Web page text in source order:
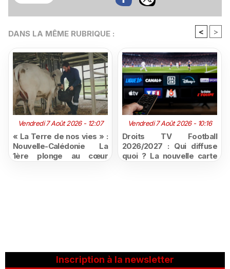
DANS LA MÊME RUBRIQUE : < >
Vendredi 7 Août 2026 - 12:07
« La Terre de nos vies » :
Nouvelle-Calédonie La
1ère plonge au cœur
Vendredi 7 Août 2026 - 10:16
Droits TV Football
2026/2027 : Qui diffuse
quoi ? La nouvelle carte
Inscription à la newsletter